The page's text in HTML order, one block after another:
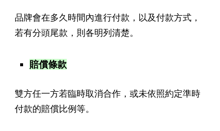
品牌會在多久時間內進行付款，以及付款方式，
若有分頭尾款，則各明列清楚。
賠償條款
雙方任一方若臨時取消合作，或未依照約定準時
付款的賠償比例等。